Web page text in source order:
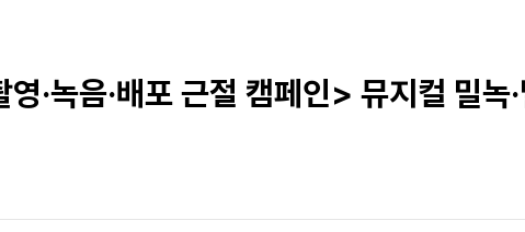
·녹음·배포 근절 캠페인> 뮤지컬 밀